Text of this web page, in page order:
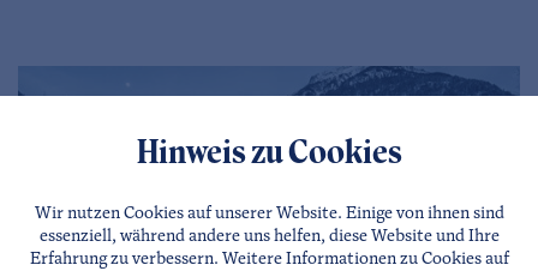
Hinweis zu Cookies
Wir nutzen Cookies auf unserer Website. Einige von ihnen sind
essenziell, während andere uns helfen, diese Website und Ihre
Erfahrung zu verbessern. Weitere Informationen zu Cookies auf